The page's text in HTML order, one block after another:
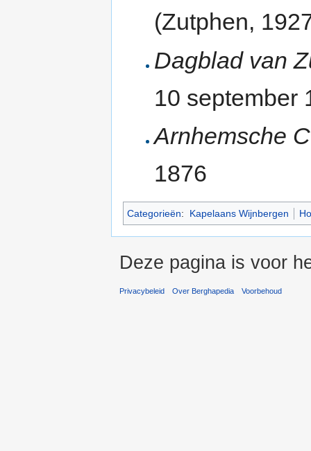
(Zutphen,
Dagblad van
10 september
Arnhemsche
1876
Categorieën: Kapelaans Wijnbergen
Deze pagina is voor
Privacybeleid Over Berghapedia Voorbehoud